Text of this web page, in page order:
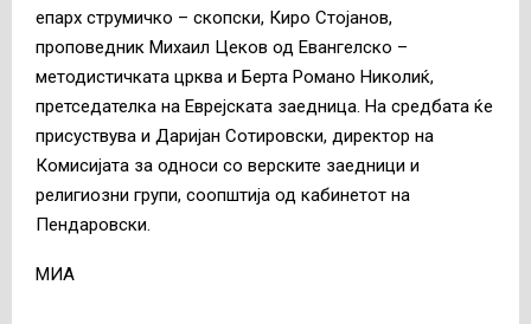
епарх струмичко – скопски, Киро Стојанов,
проповедник Михаил Цеков од Евангелско –
методистичката црква и Берта Романо Николиќ,
претседателка на Еврејската заедница. На средбата ќе
присуствува и Даријан Сотировски, директор на
Комисијата за односи со верските заедници и
религиозни групи, соопштија од кабинетот на
Пендаровски.
МИА